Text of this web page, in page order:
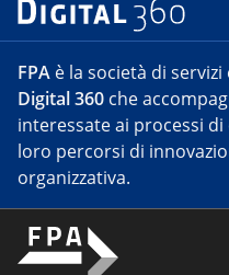
FPA è la società di
Digital 360 che
interessate ai processi
loro percorsi di
organizzativa.